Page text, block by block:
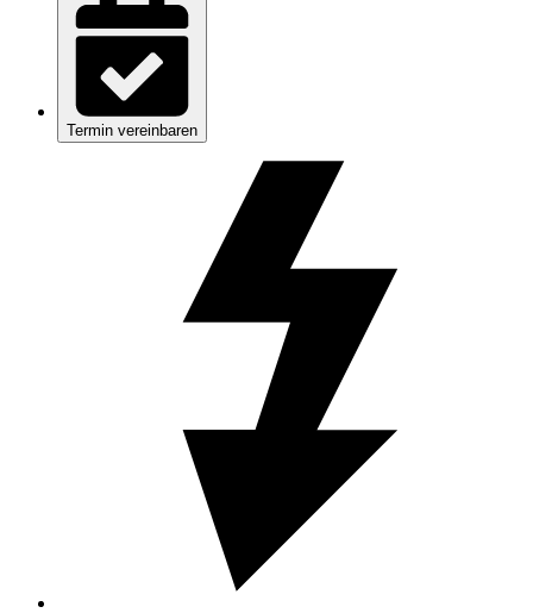
Termin vereinbaren